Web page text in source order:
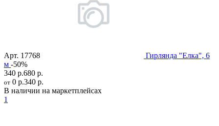
Арт. 17768
Гирлянда "Елка", 6
м -50%
340 р.680 р.
от 0 р.340 р.
В наличии на маркетплейсах
1